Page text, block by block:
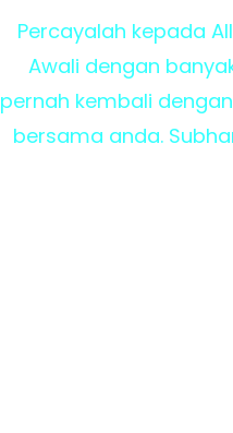
Percayalah kepada
Awali dengan
pernah kembali
bersama anda.